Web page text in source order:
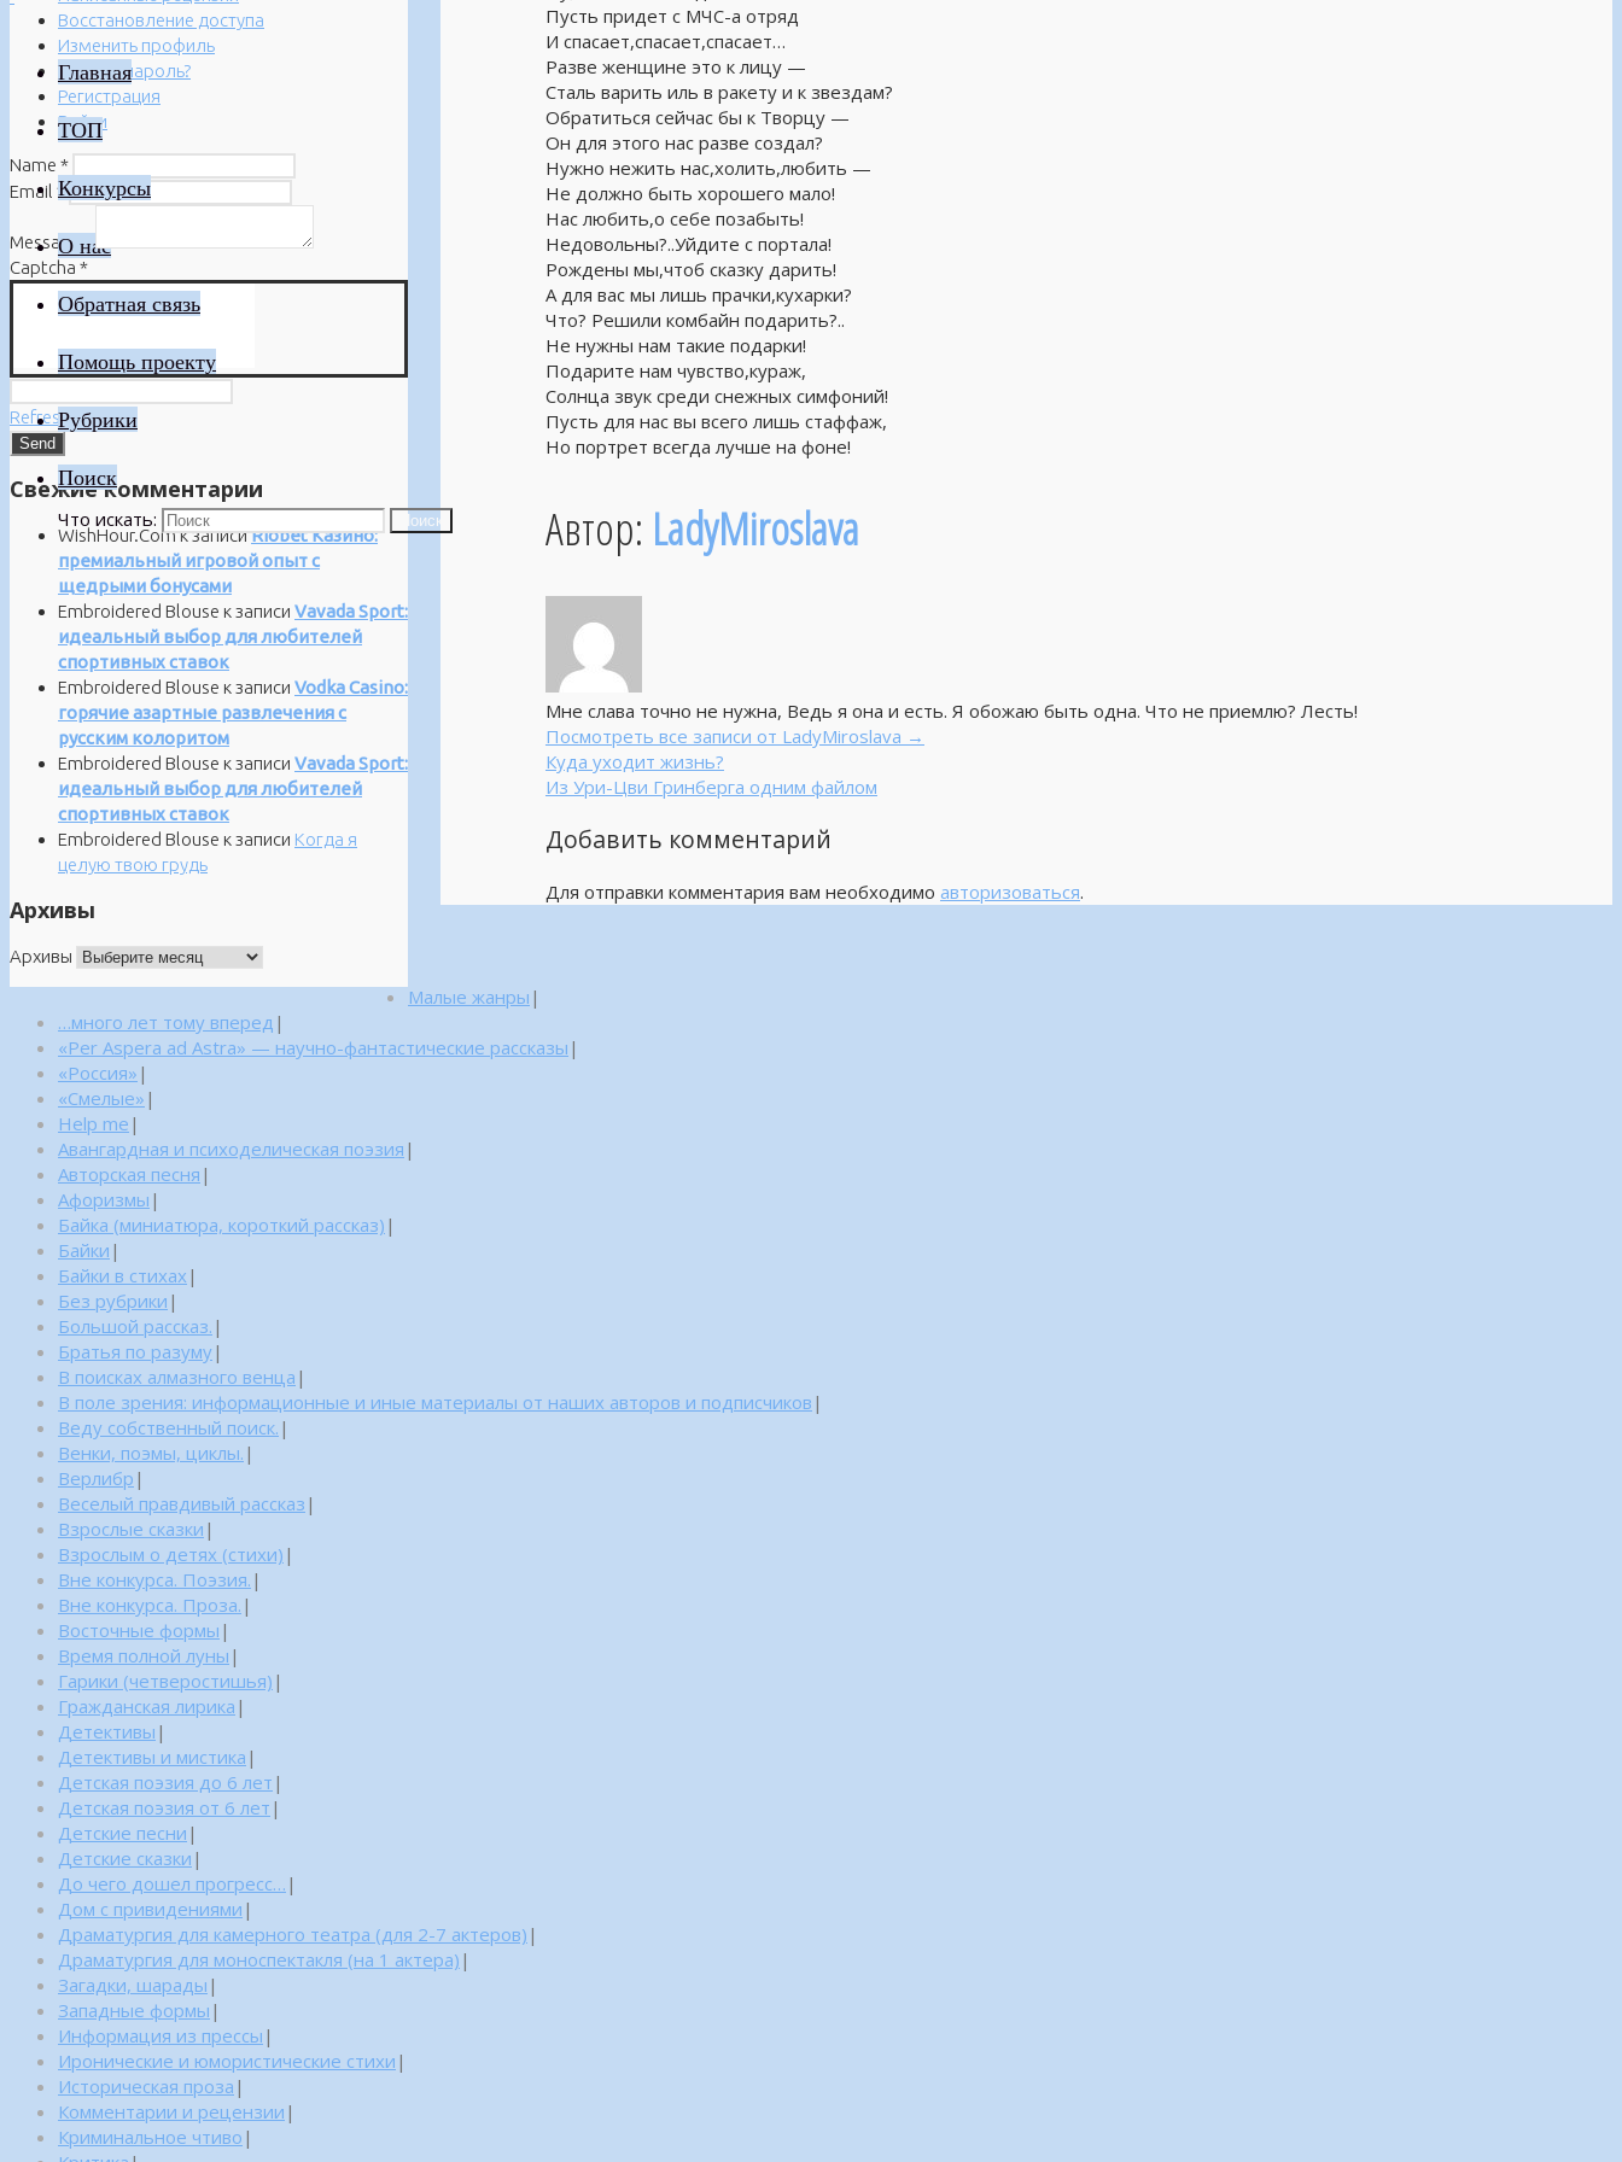
Главная
ТОП
Конкурсы
О нас
Обратная связь
Помощь проекту
Рубрики
Поиск
Что искать: Поиск
Пусть придет с МЧС-а отряд
И спасает,спасает,спасает…
Разве женщине это к лицу —
Сталь варить иль в ракету и к звездам?
Обратиться сейчас бы к Творцу —
Он для этого нас разве создал?
Нужно нежить нас,холить,любить —
Не должно быть хорошего мало!
Нас любить,о себе позабыть!
Недовольны?..Уйдите с портала!
Рождены мы,чтоб сказку дарить!
А для вас мы лишь прачки,кухарки?
Что? Решили комбайн подарить?..
Не нужны нам такие подарки!
Подарите нам чувство,кураж,
Солнца звук среди снежных симфоний!
Пусть для нас вы всего лишь стаффаж,
Но портрет всегда лучше на фоне!
Автор: LadyMiroslava
Мне слава точно не нужна, Ведь я она и есть. Я обожаю быть одна. Что не приемлю? Лесть!
Посмотреть все записи от LadyMiroslava →
Куда уходит жизнь?
Из Ури-Цви Гринберга одним файлом
Добавить комментарий
Для отправки комментария вам необходимо авторизоваться.
Восстановление доступа
Изменить профиль
Забыли пароль?
Регистрация
Войти
Name *
Email *
Message*
Captcha *
Refresh
Свежие комментарии
WishHour.Comк записиRiobet Казино:
премиальный игровой опыт с
щедрыми бонусами
Embroidered Blouse к записи Vavada Sport:
идеальный выбор для любителей
спортивных ставок
Embroidered Blouse к записи Vodka Casino:
горячие азартные развлечения с
русским колоритом
Embroidered Blouse к записи Vavada Sport:
идеальный выбор для любителей
спортивных ставок
Embroidered Blouse к записи Когда я
целую твою грудь
Архивы
Архивы
Малые жанры |
…много лет тому вперед |
«Per Aspera ad Astra» — научно-фантастические рассказы |
«Россия» |
«Смелые» |
Help me |
Авангардная и психоделическая поэзия |
Авторская песня |
Афоризмы |
Байка (миниатюра, короткий рассказ) |
Байки |
Байки в стихах |
Без рубрики |
Большой рассказ. |
Братья по разуму|
В поисках алмазного венца |
В поле зрения: информационные и иные материалы от наших авторов и подписчиков |
Веду собственный поиск. |
Венки, поэмы, циклы. |
Верлибр |
Веселый правдивый рассказ |
Взрослые сказки |
Взрослым о детях (стихи) |
Вне конкурса. Поэзия. |
Вне конкурса. Проза. |
Восточные формы |
Время полной луны |
Гарики (четверостишья) |
Гражданская лирика |
Детективы |
Детективы и мистика |
Детская поэзия до 6 лет |
Детская поэзия от 6 лет |
Детские песни |
Детские сказки |
До чего дошел прогресс… |
Дом с привидениями |
Драматургия для камерного театра (для 2-7 актеров) |
Драматургия для моноспектакля (на 1 актера) |
Загадки, шарады |
Западные формы |
Информация из прессы |
Иронические и юмористические стихи |
Историческая проза |
Комментарии и рецензии |
Криминальное чтиво |